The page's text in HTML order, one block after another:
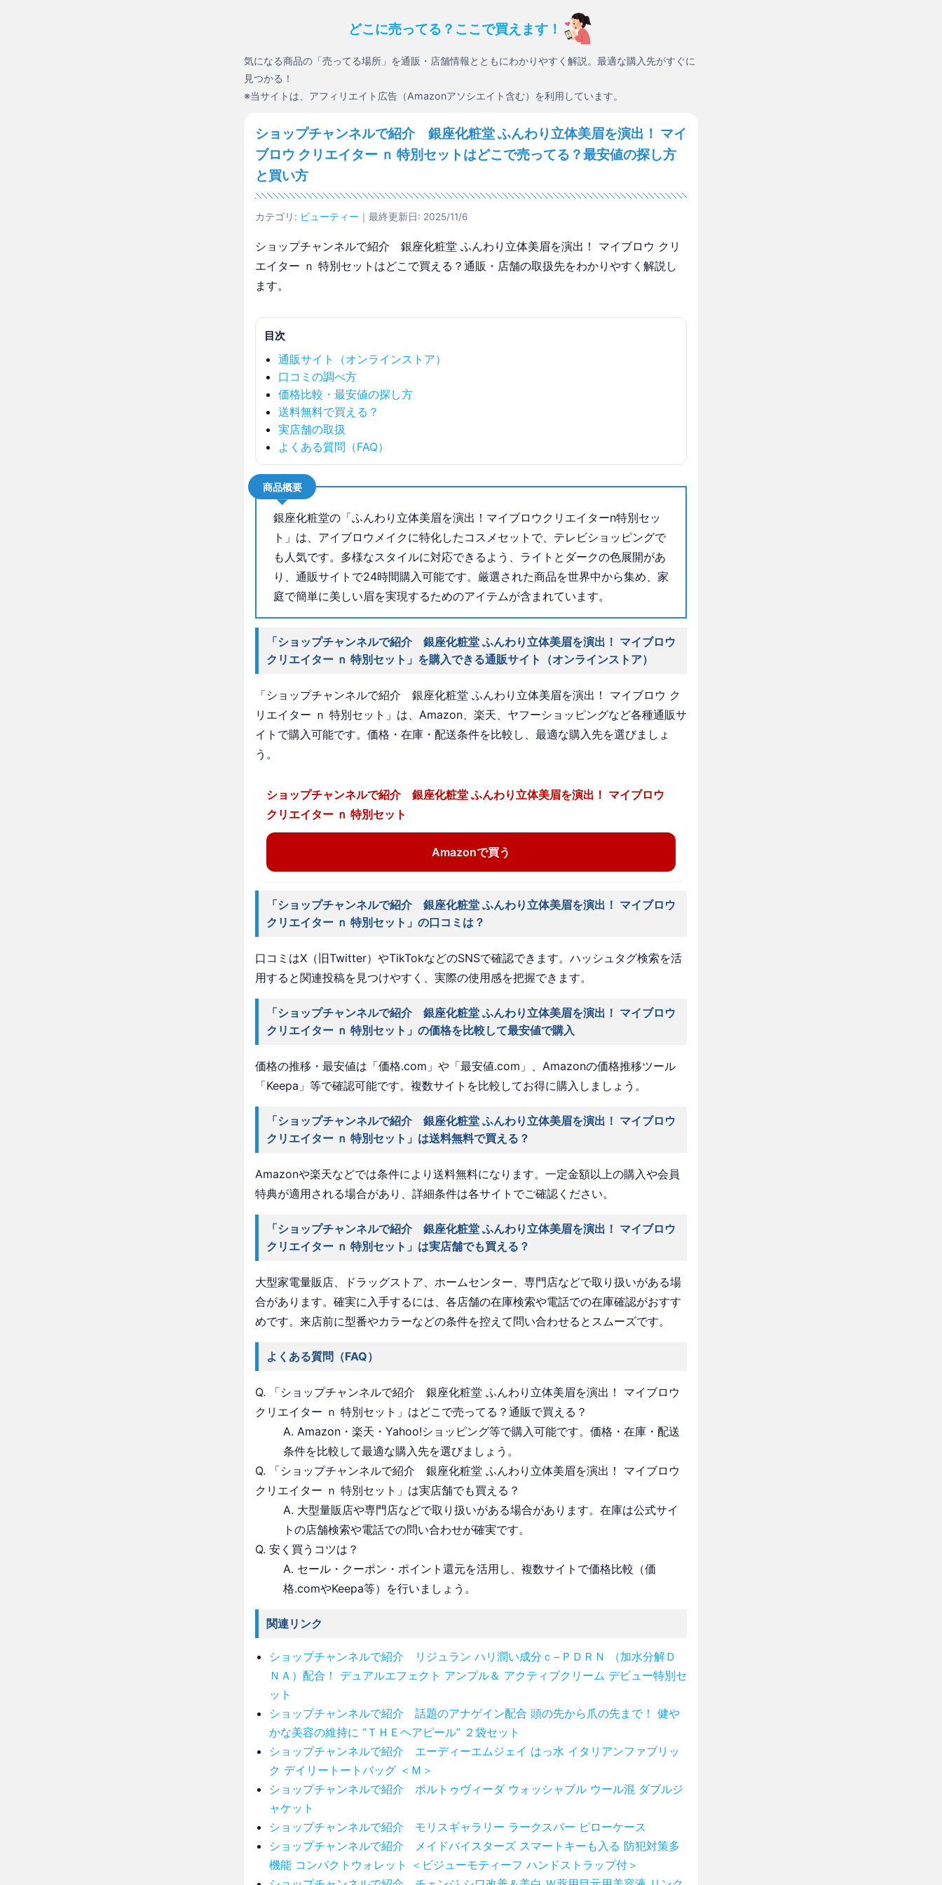
どこに売ってる？ここで買えます！
気になる商品の「売ってる場所」を通販・店舗情報とともにわかりやすく解説。最適な購入先がすぐに
見つかる！
※当サイトは、アフィリエイト広告（Amazonアソシエイト含む）を利用しています。
ショップチャンネルで紹介 銀座化粧堂 ふんわり立体美眉を演出！ マイ
ブロウ クリエイター ｎ 特別セットはどこで売ってる？最安値の探し方
と買い方
カテゴリ: ビューティー ｜最終更新日: 2025/11/6
ショップチャンネルで紹介 銀座化粧堂 ふんわり立体美眉を演出！ マイブロウ クリ
エイター ｎ 特別セットはどこで買える？通販・店舗の取扱先をわかりやすく解説し
ます。
目次
通販サイト（オンラインストア）
口コミの調べ方
価格比較・最安値の探し方
送料無料で買える？
実店舗の取扱
よくある質問（FAQ）
商品概要
銀座化粧堂の「ふんわり立体美眉を演出！マイブロウクリエイターn特別セッ
ト」は、アイブロウメイクに特化したコスメセットで、テレビショッピングで
も人気です。多様なスタイルに対応できるよう、ライトとダークの色展開があ
り、通販サイトで24時間購入可能です。厳選された商品を世界中から集め、家
庭で簡単に美しい眉を実現するためのアイテムが含まれています。
「ショップチャンネルで紹介 銀座化粧堂 ふんわり立体美眉を演出！ マイブロウ
クリエイター ｎ 特別セット」を購入できる通販サイト（オンラインストア）
「ショップチャンネルで紹介 銀座化粧堂 ふんわり立体美眉を演出！ マイブロウ ク
リエイター ｎ 特別セット」は、Amazon、楽天、ヤフーショッピングなど各種通販サ
イトで購入可能です。価格・在庫・配送条件を比較し、最適な購入先を選びましょ
う。
ショップチャンネルで紹介 銀座化粧堂 ふんわり立体美眉を演出！ マイブロウ
クリエイター ｎ 特別セット
Amazonで買う
「ショップチャンネルで紹介 銀座化粧堂 ふんわり立体美眉を演出！ マイブロウ
クリエイター ｎ 特別セット」の口コミは？
口コミはX（旧Twitter）やTikTokなどのSNSで確認できます。ハッシュタグ検索を活
用すると関連投稿を見つけやすく、実際の使用感を把握できます。
「ショップチャンネルで紹介 銀座化粧堂 ふんわり立体美眉を演出！ マイブロウ
クリエイター ｎ 特別セット」の価格を比較して最安値で購入
価格の推移・最安値は「価格.com」や「最安値.com」、Amazonの価格推移ツール
「Keepa」等で確認可能です。複数サイトを比較してお得に購入しましょう。
「ショップチャンネルで紹介 銀座化粧堂 ふんわり立体美眉を演出！ マイブロウ
クリエイター ｎ 特別セット」は送料無料で買える？
Amazonや楽天などでは条件により送料無料になります。一定金額以上の購入や会員
特典が適用される場合があり、詳細条件は各サイトでご確認ください。
「ショップチャンネルで紹介 銀座化粧堂 ふんわり立体美眉を演出！ マイブロウ
クリエイター ｎ 特別セット」は実店舗でも買える？
大型家電量販店、ドラッグストア、ホームセンター、専門店などで取り扱いがある場
合があります。確実に入手するには、各店舗の在庫検索や電話での在庫確認がおすす
めです。来店前に型番やカラーなどの条件を控えて問い合わせるとスムーズです。
よくある質問（FAQ）
Q. 「ショップチャンネルで紹介 銀座化粧堂 ふんわり立体美眉を演出！ マイブロウ
クリエイター ｎ 特別セット」はどこで売ってる？通販で買える？
A. Amazon・楽天・Yahoo!ショッピング等で購入可能です。価格・在庫・配送
条件を比較して最適な購入先を選びましょう。
Q. 「ショップチャンネルで紹介 銀座化粧堂 ふんわり立体美眉を演出！ マイブロウ
クリエイター ｎ 特別セット」は実店舗でも買える？
A. 大型量販店や専門店などで取り扱いがある場合があります。在庫は公式サイ
トの店舗検索や電話での問い合わせが確実です。
Q. 安く買うコツは？
A. セール・クーポン・ポイント還元を活用し、複数サイトで価格比較（価
格.comやKeepa等）を行いましょう。
関連リンク
ショップチャンネルで紹介 リジュラン ハリ潤い成分ｃ−ＰＤＲＮ （加水分解Ｄ
ＮＡ）配合！ デュアルエフェクト アンプル＆ アクティブクリーム デビュー特別セ
ット
ショップチャンネルで紹介 話題のアナゲイン配合 頭の先から爪の先まで！ 健や
かな美容の維持に “ＴＨＥヘアピール” ２袋セット
ショップチャンネルで紹介 エーディーエムジェイ はっ水 イタリアンファブリッ
ク デイリートートバッグ ＜Ｍ＞
ショップチャンネルで紹介 ポルトゥヴィーダ ウォッシャブル ウール混 ダブルジ
ャケット
ショップチャンネルで紹介 モリスギャラリー ラークスパー ピローケース
ショップチャンネルで紹介 メイドバイスターズ スマートキーも入る 防犯対策多
機能 コンパクトウォレット ＜ビジューモティーフ ハンドストラップ付＞